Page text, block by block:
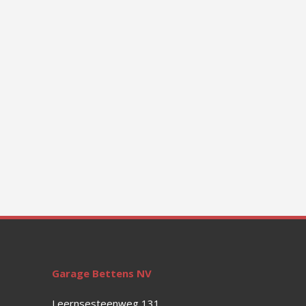
Garage Bettens NV
Leernsesteenweg 131